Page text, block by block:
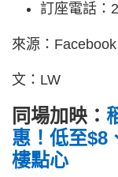
訂座電話：
來源：
文：LW
同場加映：
惠！低至$8
樓點心